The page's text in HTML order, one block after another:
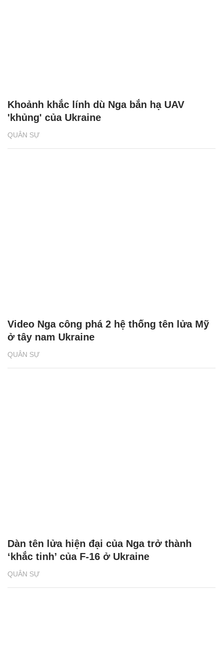
QUÂN SỰ
Khoảnh khắc lính dù Nga bắn hạ UAV
'khủng' của Ukraine
QUÂN SỰ
Video Nga công phá 2 hệ thống tên lửa Mỹ
ở tây nam Ukraine
QUÂN SỰ
Dàn tên lửa hiện đại của Nga trở thành
‘khắc tinh’ của F-16 ở Ukraine